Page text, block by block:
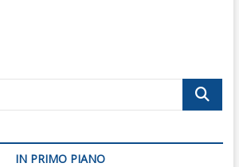
Cerca
IN PRIMO PIANO